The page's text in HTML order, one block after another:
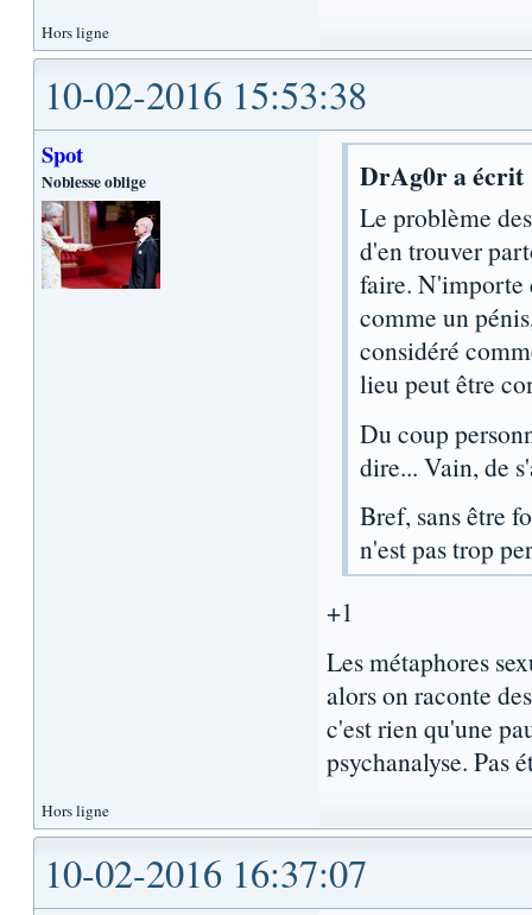
Hors ligne
10-02-2016 15:53:38
Spot
Noblesse oblige DrAg0r a
Le problème
d'en trouver
faire. N'importe
comme un
considéré
lieu peut être
Du coup
dire... Vain, de
Bref, sans être
n'est pas trop
+1
Les métaphores
alors on raconte
c'est rien qu'une
psychanalyse. Pas
Hors ligne
10-02-2016 16:37:07